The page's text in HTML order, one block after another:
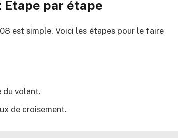
par étape
est simple. Voici les étapes pour le faire
du volant.
de croisement.